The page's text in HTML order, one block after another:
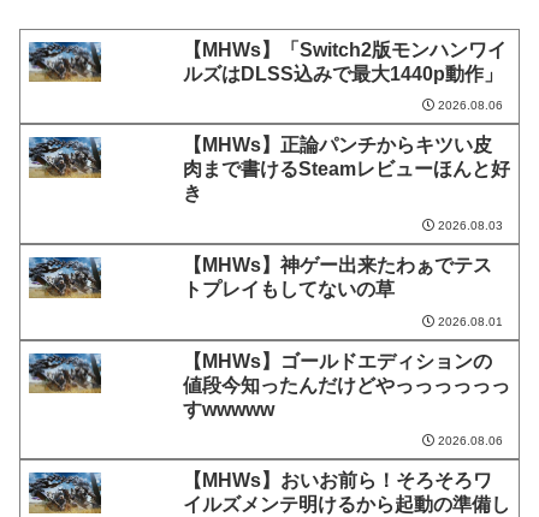
【MHWs】「Switch2版モンハンワイ
ルズはDLSS込みで最大1440p動作」
2026.08.06
【MHWs】正論パンチからキツい皮
肉まで書けるSteamレビューほんと好
き
2026.08.03
【MHWs】神ゲー出来たわぁでテス
トプレイもしてないの草
2026.08.01
【MHWs】ゴールドエディションの
値段今知ったんだけどやっっっっっっ
すwwwww
2026.08.06
【MHWs】おいお前ら！そろそろワ
イルズメンテ明けるから起動の準備し